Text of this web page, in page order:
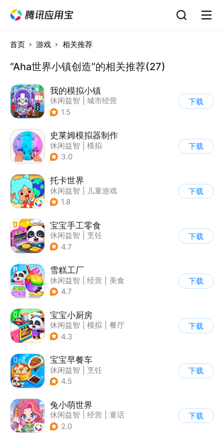
首页 游戏 相关推荐
“Aha世界小镇创造”的相关推荐(27)
我的模拟小镇
休闲益智
城市经营
| 卡通
1.5
下载
史莱姆模拟器制作
休闲益智
模拟
| 史莱姆
3.0
下载
托卡世界
休闲益智
儿童游戏
1.8
下载
宝宝手工零食
休闲益智
烹饪
| 宝宝巴士
4.7
下载
雪糕工厂
休闲益智 经营
美食
| 宝宝巴士
4.7
下载
宝宝小厨房
休闲益智 模拟
餐厅
| 宝宝巴士
4.3
下载
宝宝早餐车
休闲益智
烹饪
| 宝宝巴士
4.5
下载
兔小萌世界
休闲益智 经营
童话
| 捏脸
2.0
下载